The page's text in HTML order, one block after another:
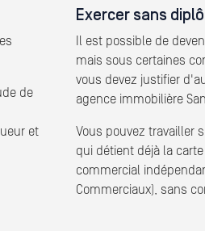
de
et
Exercer sans
Il est possible de
mais sous certaines
vous devez justifier
agence immobilière
Vous pouvez travailler
qui détient déjà la
commercial
Commerciaux), sans